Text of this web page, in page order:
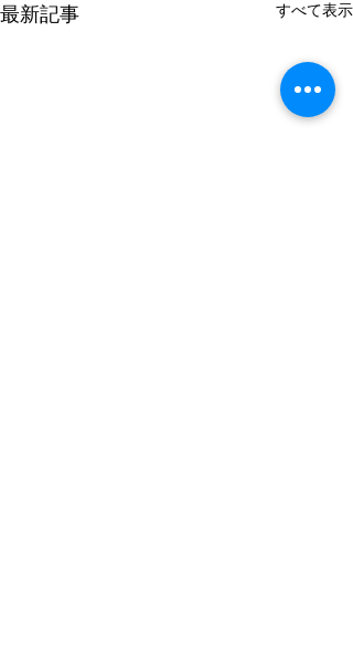
最新記事 すべて表示